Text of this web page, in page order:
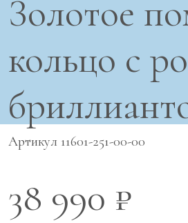
Золотое
кольцо с
Артикул 11601-251-00-00
38 990 ₽